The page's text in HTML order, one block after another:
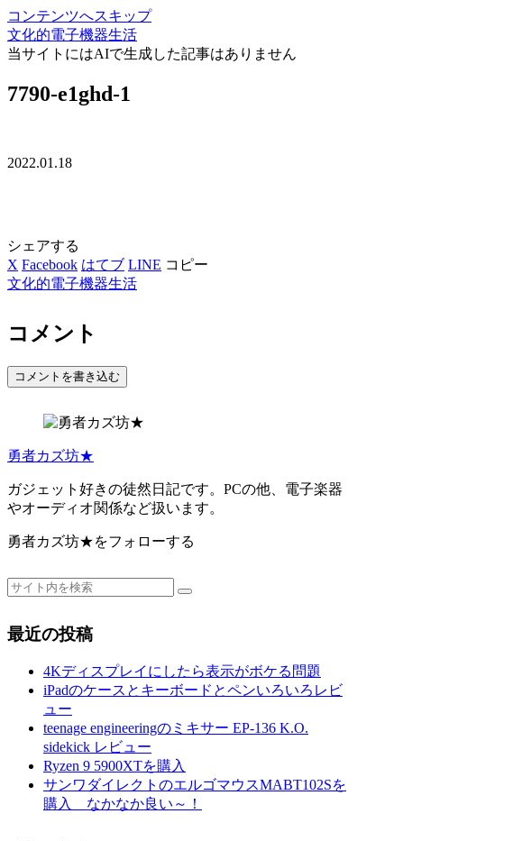
コンテンツへスキップ
文化的電子機器生活
当サイトにはAIで生成した記事はありません
7790-e1ghd-1
2022.01.18
シェアする
X Facebook はてブ LINE コピー
文化的電子機器生活
コメント
コメントを書き込む
勇者カズ坊★
ガジェット好きの徒然日記です。PCの他、電子楽器
やオーディオ関係など扱います。
勇者カズ坊★をフォローする
最近の投稿
4Kディスプレイにしたら表示がボケる問題
iPadのケースとキーボードとペンいろいろレビ
ュー
teenage engineeringのミキサー EP-136 K.O.
sidekick レビュー
Ryzen 9 5900XTを購入
サンワダイレクトのエルゴマウスMABT102Sを
購入 なかなか良い～！